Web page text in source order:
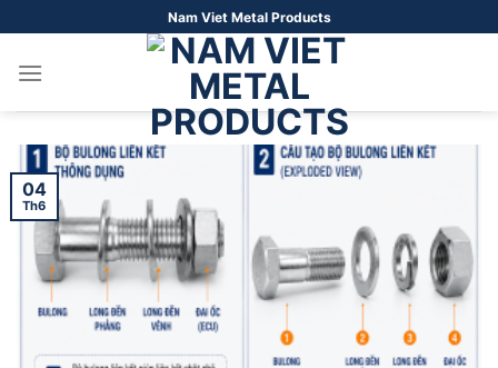
qua
nội
Nam Viet Metal Products
04
Th6